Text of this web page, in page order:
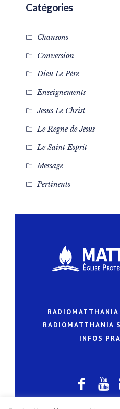
Catégories
Chansons
Conversion
Dieu Le Père
Enseignements
Jesus Le Christ
Le Regne de Jesus
Le Saint Esprit
Message
Pertinents
RADIOMATTHANIA
INFOS